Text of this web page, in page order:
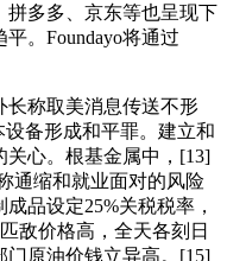
拼多多、京东等也呈现下
。Foundayo将通过
称取美消息传送不形
设备形成和平罪。建立和
心。根基金属中，[13]
通缩和就业面对的风险
品设定25%关税税率，
敌价格高，全天各刻日
原油价钱立异高。[15]